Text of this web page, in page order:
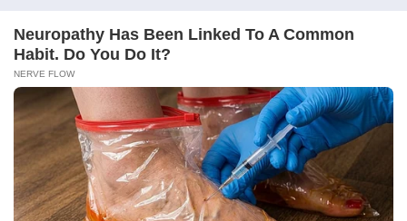
— Это совершенно не так, — он
отрицательно мотнул головой. — Я всегда с
уважением относился к твоей карьере и
стремлениям.
— Ты их неохотно допускал, — уточнила я. —
Это принципиально иное. И когда пришлось
выбирать между мной и твоим решением, ты